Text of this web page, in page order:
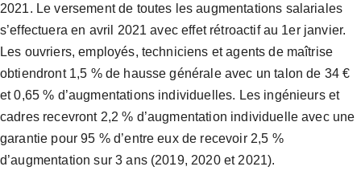
2021. Le versement de toutes les augmentations salariales
s’effectuera en avril 2021 avec effet rétroactif au 1er janvier.
Les ouvriers, employés, techniciens et agents de maîtrise
obtiendront 1,5 % de hausse générale avec un talon de 34 €
et 0,65 % d’augmentations individuelles. Les ingénieurs et
cadres recevront 2,2 % d’augmentation individuelle avec une
garantie pour 95 % d’entre eux de recevoir 2,5 %
d’augmentation sur 3 ans (2019, 2020 et 2021).